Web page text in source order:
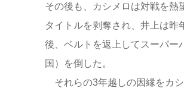
その後も、カシメロは対戦を熱
タイトルを剥奪され、井上は
後、ベルトを返上してスーパー
国）を倒した。
それらの3年越しの因縁をカ